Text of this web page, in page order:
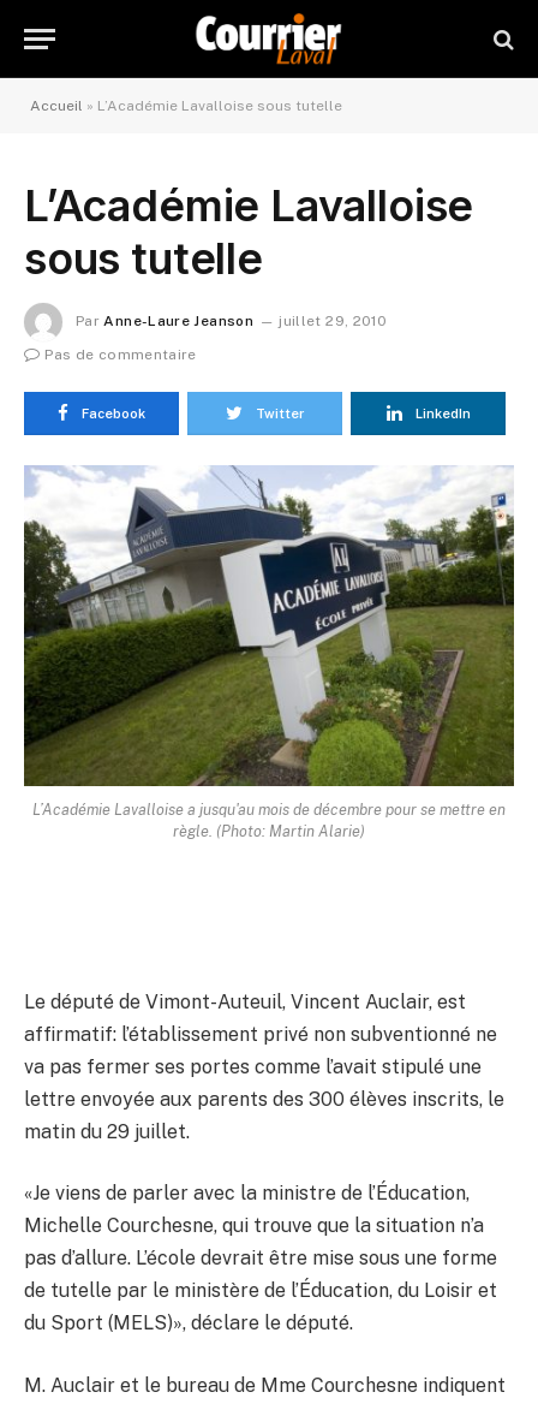
Accueil » L’Académie Lavalloise sous tutelle
L’Académie Lavalloise
sous tutelle
Par Anne-Laure Jeanson
juillet 29, 2010
Pas de commentaire
Facebook Twitter LinkedIn
L’Académie Lavalloise a jusqu'au mois de décembre pour se mettre en
règle. (Photo: Martin Alarie)
Le député de Vimont-Auteuil, Vincent Auclair, est
affirmatif: l’établissement privé non subventionné ne
va pas fermer ses portes comme l’avait stipulé une
lettre envoyée aux parents des 300 élèves inscrits, le
matin du 29 juillet.
«Je viens de parler avec la ministre de l’Éducation,
Michelle Courchesne, qui trouve que la situation n’a
pas d’allure. L’école devrait être mise sous une forme
de tutelle par le ministère de l’Éducation, du Loisir et
du Sport (MELS)», déclare le député.
M. Auclair et le bureau de Mme Courchesne indiquent